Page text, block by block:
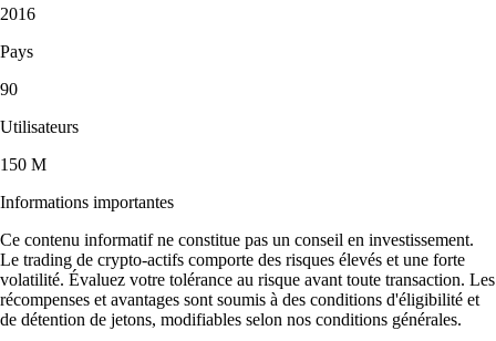
2016
Pays
90
Utilisateurs
150 M
Informations importantes
Ce contenu informatif ne constitue pas un conseil en investissement.
Le trading de crypto-actifs comporte des risques élevés et une forte
volatilité. Évaluez votre tolérance au risque avant toute transaction. Les
récompenses et avantages sont soumis à des conditions d'éligibilité et
de détention de jetons, modifiables selon nos conditions générales.